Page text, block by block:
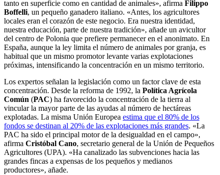
tanto en superficie como en cantidad de animales», afirma Filippo
Boffelli, un pequeño ganadero italiano. «Antes, los agricultores
locales eran el corazón de este negocio. Era nuestra identidad,
nuestra educación, parte de nuestra tradición», añade un avicultor
del centro de Polonia que prefiere permanecer en el anonimato. En
España, aunque la ley limita el número de animales por granja, es
habitual que un mismo promotor levante varias explotaciones
próximas, intensificando la concentración en un mismo territorio.
Los expertos señalan la legislación como un factor clave de esta
concentración. Desde la reforma de 1992, la Política Agrícola
Común (PAC) ha favorecido la concentración de la tierra al
vincular la mayor parte de las ayudas al número de hectáreas
explotadas. La misma Unión Europea estima que el 80% de los
fondos se destinan al 20% de las explotaciones más grandes. «La
PAC ha sido el principal motor de la desigualdad en el campo»,
afirma Cristóbal Cano, secretario general de la Unión de Pequeños
Agricultores (UPA). «Ha canalizado las subvenciones hacia las
grandes fincas a expensas de los pequeños y medianos
productores», añade.